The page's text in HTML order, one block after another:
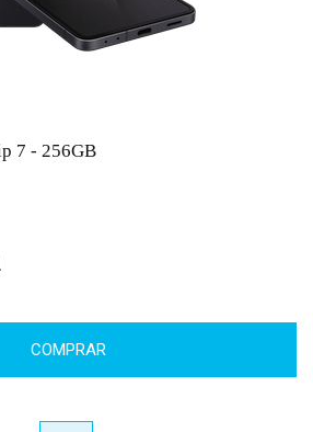
7 - 256GB
COMPRAR